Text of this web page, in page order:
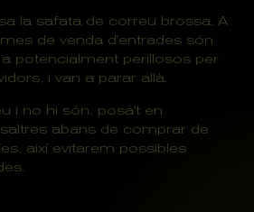
la safata de correu brossa. A
de venda d'entrades són
potencialment perillosos per
i van a parar allà.
i no hi són, posa't en
abans de comprar de
així evitarem possibles